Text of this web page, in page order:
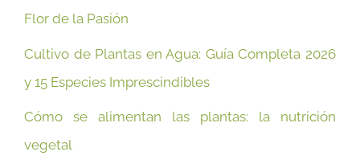
Flor de la Pasión
Cultivo de Plantas en Agua: Guía Completa 2026
y 15 Especies Imprescindibles
Cómo se alimentan las plantas: la nutrición
vegetal